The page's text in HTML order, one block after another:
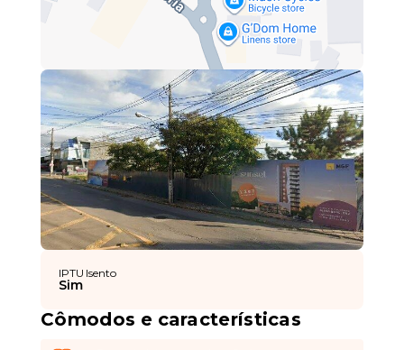
Leaflet
IPTU Isento
Sim
Cômodos e características